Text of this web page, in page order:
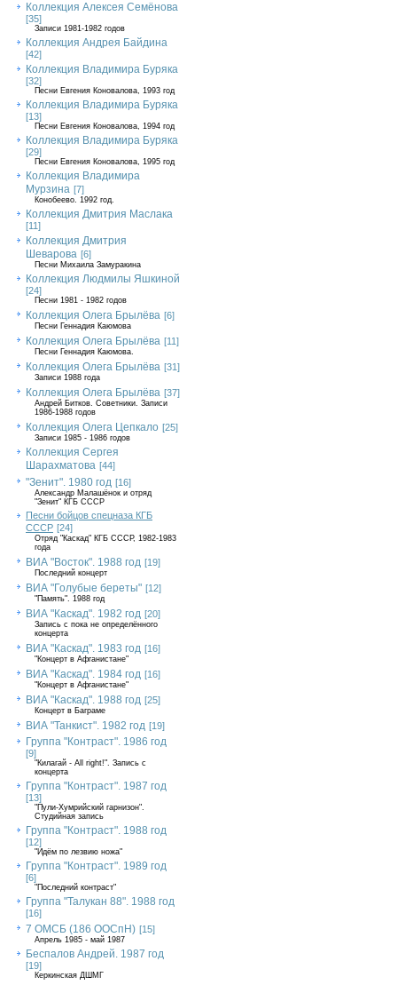
Коллекция Алексея Семёнова
[35]
Записи 1981-1982 годов
Коллекция Андрея Байдина
[42]
Коллекция Владимира Буряка
[32]
Песни Евгения Коновалова, 1993 год
Коллекция Владимира Буряка
[13]
Песни Евгения Коновалова, 1994 год
Коллекция Владимира Буряка
[29]
Песни Евгения Коновалова, 1995 год
Коллекция Владимира
Мурзина [7]
Конобеево. 1992 год.
Коллекция Дмитрия Маслака
[11]
Коллекция Дмитрия
Шеварова [6]
Песни Михаила Замуракина
Коллекция Людмилы Яшкиной
[24]
Песни 1981 - 1982 годов
Коллекция Олега Брылёва [6]
Песни Геннадия Каюмова
Коллекция Олега Брылёва [11]
Песни Геннадия Каюмова.
Коллекция Олега Брылёва [31]
Записи 1988 года
Коллекция Олега Брылёва [37]
Андрей Битков. Советники. Записи
1986-1988 годов
Коллекция Олега Цепкало [25]
Записи 1985 - 1986 годов
Коллекция Сергея
Шарахматова [44]
"Зенит". 1980 год [16]
Александр Малашёнок и отряд
"Зенит" КГБ СССР
Песни бойцов спецназа КГБ
СССР [24]
Отряд "Каскад" КГБ СССР, 1982-1983
года
ВИА "Восток". 1988 год [19]
Последний концерт
ВИА "Голубые береты" [12]
"Память". 1988 год
ВИА "Каскад". 1982 год [20]
Запись с пока не определённого
концерта
ВИА "Каскад". 1983 год [16]
"Концерт в Афганистане"
ВИА "Каскад". 1984 год [16]
"Концерт в Афганистане"
ВИА "Каскад". 1988 год [25]
Концерт в Баграме
ВИА "Танкист". 1982 год [19]
Группа "Контраст". 1986 год
[9]
"Килагай - All right!". Запись с
концерта
Группа "Контраст". 1987 год
[13]
"Пули-Хумрийский гарнизон".
Студийная запись
Группа "Контраст". 1988 год
[12]
"Идём по лезвию ножа"
Группа "Контраст". 1989 год
[6]
"Последний контраст"
Группа "Талукан 88". 1988 год
[16]
7 ОМСБ (186 ООСпН) [15]
Апрель 1985 - май 1987
Беспалов Андрей. 1987 год
[19]
Керкинская ДШМГ